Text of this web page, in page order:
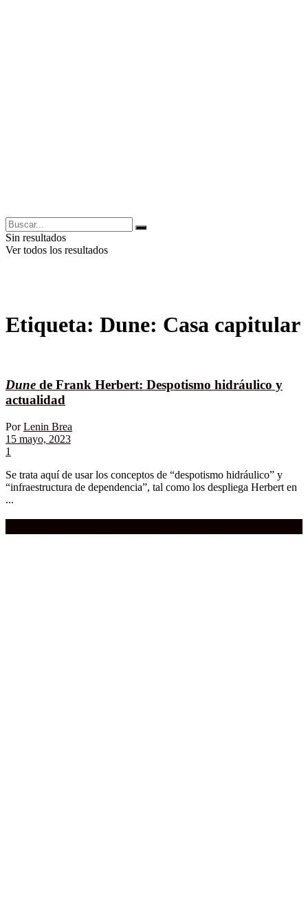
Sin resultados
Ver todos los resultados
Etiqueta: Dune: Casa capitular
Dune de Frank Herbert: Despotismo hidráulico y
actualidad
Por Lenin Brea
15 mayo, 2023
1
Se trata aquí de usar los conceptos de “despotismo hidráulico” y
“infraestructura de dependencia”, tal como los despliega Herbert en
...